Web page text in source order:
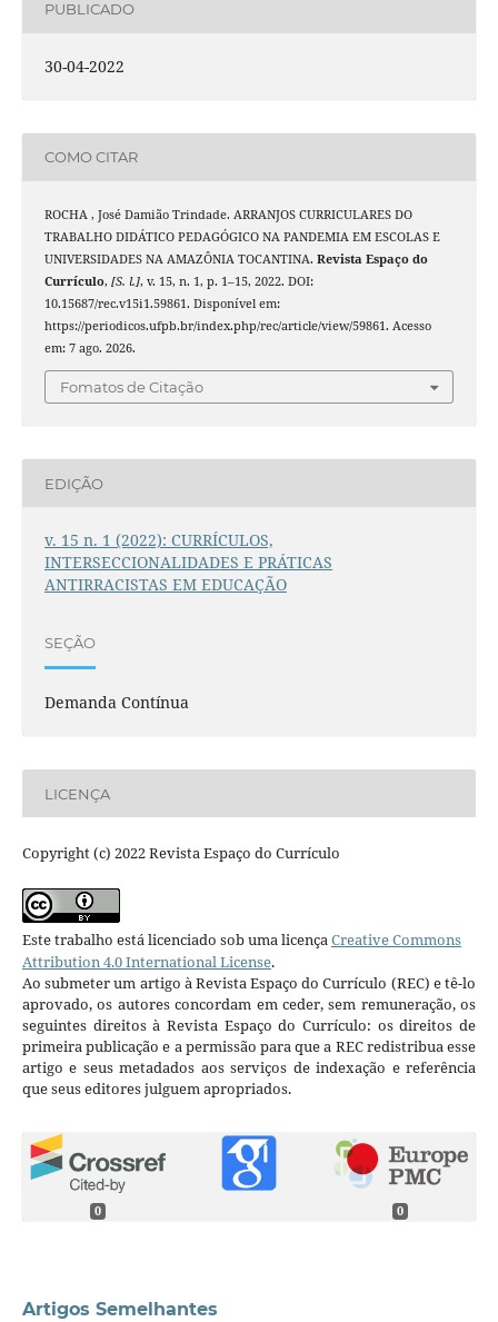
PUBLICADO
30-04-2022
COMO CITAR
ROCHA , José Damião Trindade. ARRANJOS CURRICULARES DO
TRABALHO DIDÁTICO PEDAGÓGICO NA PANDEMIA EM ESCOLAS E
UNIVERSIDADES NA AMAZÔNIA TOCANTINA. Revista Espaço do
Currículo, [S. l.], v. 15, n. 1, p. 1–15, 2022. DOI:
10.15687/rec.v15i1.59861. Disponível em:
https://periodicos.ufpb.br/index.php/rec/article/view/59861. Acesso
em: 7 ago. 2026.
Fomatos de Citação
EDIÇÃO
v. 15 n. 1 (2022): CURRÍCULOS,
INTERSECCIONALIDADES E PRÁTICAS
ANTIRRACISTAS EM EDUCAÇÃO
SEÇÃO
Demanda Contínua
LICENÇA
Copyright (c) 2022 Revista Espaço do Currículo
Este trabalho está licenciado sob uma licençaCreative Commons
Attribution 4.0 International License.
Ao submeter um artigo à Revista Espaço do Currículo (REC) e tê-lo
aprovado, os autores concordam em ceder, sem remuneração, os
seguintes direitos à Revista Espaço do Currículo: os direitos de
primeira publicação e a permissão para que a REC redistribua esse
artigo e seus metadados aos serviços de indexação e referência
que seus editores julguem apropriados.
0 0
Artigos Semelhantes